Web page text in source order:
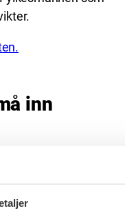
inn
og andre
med